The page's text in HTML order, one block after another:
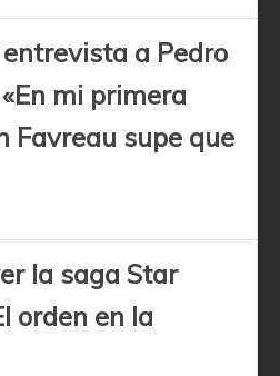
a Pedro
mi primera
Favreau supe que
la saga Star
orden en la